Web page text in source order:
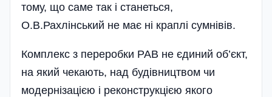
тому, що саме так і станеться,
О.В.Рахлінський не має ні краплі сумнівів.
Комплекс з переробки РАВ не єдиний об’єкт,
на який чекають, над будівництвом чи
модернізацією і реконструкцією якого